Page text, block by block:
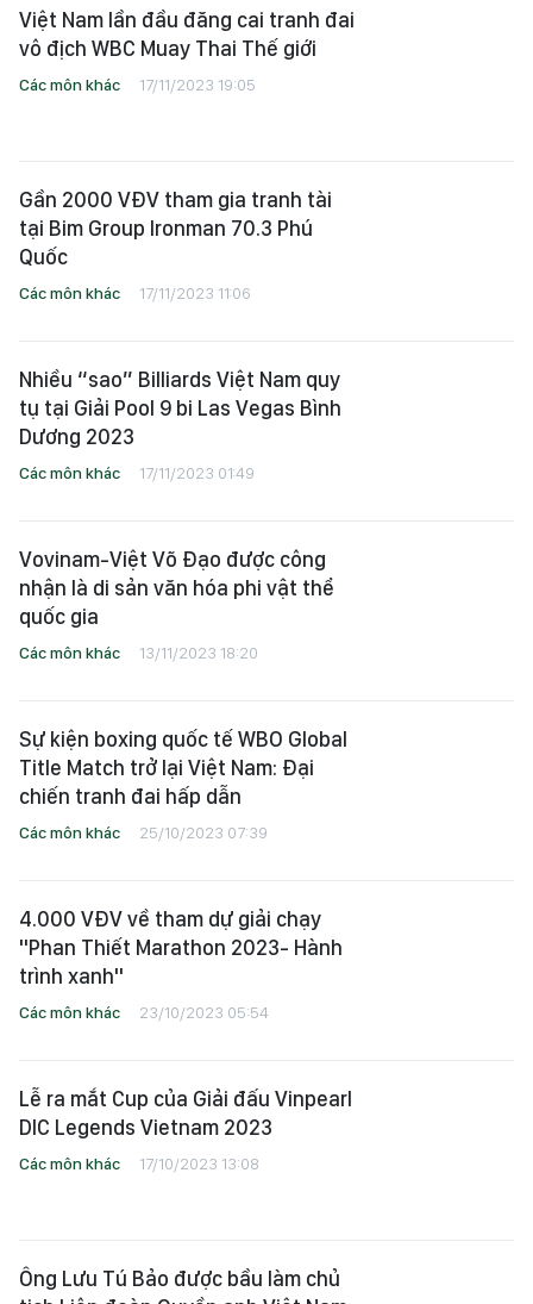
Việt Nam lần đầu đăng cai tranh đai
vô địch WBC Muay Thai Thế giới
Các môn khác 17/11/2023 19:05
Gần 2000 VĐV tham gia tranh tài
tại Bim Group Ironman 70.3 Phú
Quốc
Các môn khác 17/11/2023 11:06
Nhiều “sao” Billiards Việt Nam quy
tụ tại Giải Pool 9 bi Las Vegas Bình
Dương 2023
Các môn khác 17/11/2023 01:49
Vovinam-Việt Võ Đạo được công
nhận là di sản văn hóa phi vật thể
quốc gia
Các môn khác 13/11/2023 18:20
Sự kiện boxing quốc tế WBO Global
Title Match trở lại Việt Nam: Đại
chiến tranh đai hấp dẫn
Các môn khác 25/10/2023 07:39
4.000 VĐV về tham dự giải chạy
"Phan Thiết Marathon 2023- Hành
trình xanh"
Các môn khác 23/10/2023 05:54
Lễ ra mắt Cup của Giải đấu Vinpearl
DIC Legends Vietnam 2023
Các môn khác 17/10/2023 13:08
Ông Lưu Tú Bảo được bầu làm chủ